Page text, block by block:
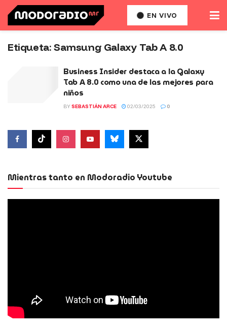
EN VIVO
Etiqueta: Samsung Galaxy Tab A 8.0
Business Insider destaca a la Galaxy
Tab A 8.0 como una de las mejores para
niños
BY SEBASTIÁN ARCE 02/03/2025 0
Mientras tanto en Modoradio Youtube